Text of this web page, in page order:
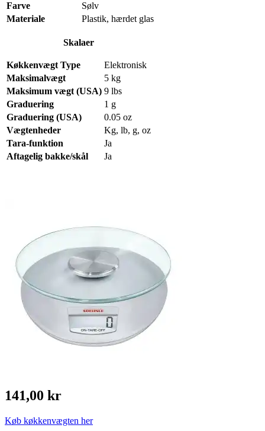
Farve
Sølv
Materiale
Plastik, hærdet glas
Skalaer
Køkkenvægt Type
Elektronisk
Maksimalvægt
5 kg
Maksimum vægt (USA) 9 lbs
Graduering
1 g
Graduering (USA)
0.05 oz
Vægtenheder
Kg, lb, g, oz
Tara-funktion
Ja
Aftagelig bakke/skål
Ja
141,00 kr
Køb køkkenvægten her